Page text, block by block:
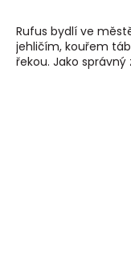
Rufus bydlí ve
jehličím, kouřem
řekou. Jako správný